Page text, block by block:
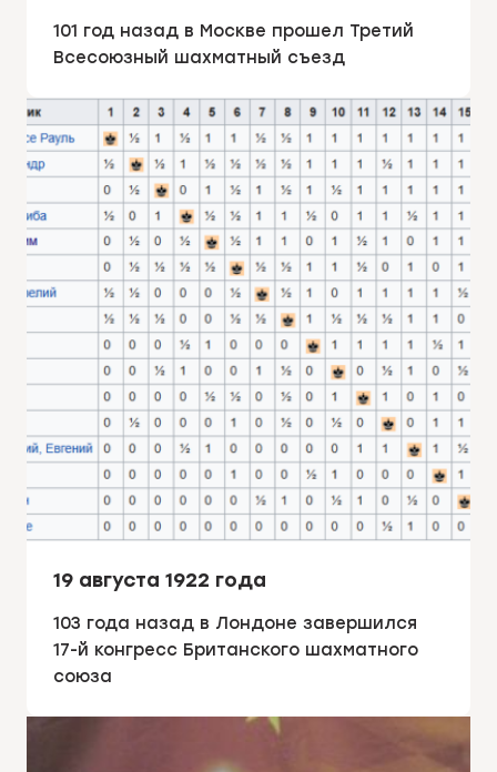
101 год назад в Москве прошел Третий
Всесоюзный шахматный съезд
19 августа 1922 года
103 года назад в Лондоне завершился
17-й конгресс Британского шахматного
союза